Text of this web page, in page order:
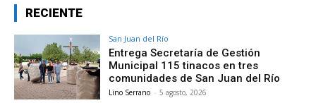
RECIENTE
San Juan del Río
Entrega Secretaría de Gestión
Municipal 115 tinacos en tres
comunidades de San Juan del Río
Lino Serrano - 5 agosto, 2026